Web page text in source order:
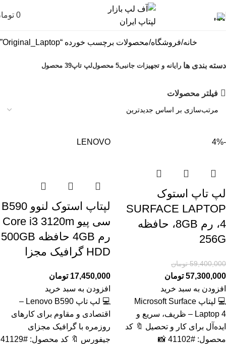
0
خانه فروشگاه محصولات برچسب خورده “Original_Laptop”
دسته بندی ها رایانه و تجهیزات جانبی5 محصول لپ تاپ39 محصول
فیلتر محصولات
-4%
لپ تاپ استوک
SURFACE LAPTOP
4، رم 8GB، حافظه
256G
59,400,000 تومان
57,300,000 تومان
افزودن به سبد خرید
💻 لپتاپ Microsoft Surface
Laptop 4 – ظریف، سریع و
ایده‌آل برای کار و تحصیل 🔖 کد
محصول: #41102 📸
LENOVO
لپتاپ استوک لنوو B590
سی پیو Core i3 3120m
رم 4GB حافظه 500GB
HDD گرافیک مجزا
17,450,000 تومان
افزودن به سبد خرید
💻 لپ تاپ Lenovo B590 –
اقتصادی و مقاوم برای کارهای
روزمره با گرافیک مجزای
جیفورس 🔖 کد محصول: #41129